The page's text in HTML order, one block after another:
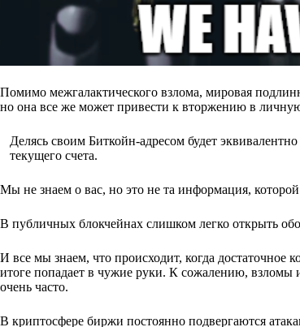
Помимо межгалактического взлома, мировая
но она все же может привести к вторжению в
Делясь своим Биткойн-адресом будет
текущего счета.
Мы не знаем о вас, но это не та информация,
В публичных блокчейнах слишком легко открыть
И все мы знаем, что происходит, когда
итоге попадает в чужие руки. К сожалению, взломы
очень часто.
В криптосфере биржи постоянно подвергаются